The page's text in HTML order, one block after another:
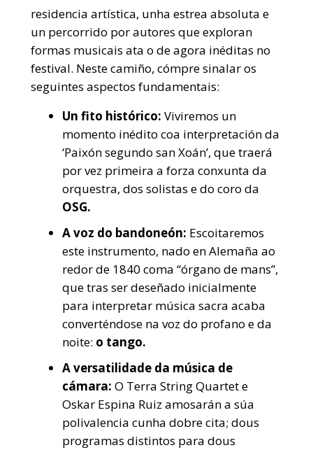
residencia artística, unha estrea absoluta e
un percorrido por autores que exploran
formas musicais ata o de agora inéditas no
festival. Neste camiño, cómpre sinalar os
seguintes aspectos fundamentais:
Un fito histórico: Viviremos un
momento inédito coa interpretación da
‘Paixón segundo san Xoán’, que traerá
por vez primeira a forza conxunta da
orquestra, dos solistas e do coro da
OSG.
A voz do bandoneón: Escoitaremos
este instrumento, nado en Alemaña ao
redor de 1840 coma “órgano de mans”,
que tras ser deseñado inicialmente
para interpretar música sacra acaba
converténdose na voz do profano e da
noite: o tango.
A versatilidade da música de
cámara: O Terra String Quartet e
Oskar Espina Ruiz amosarán a súa
polivalencia cunha dobre cita; dous
programas distintos para dous